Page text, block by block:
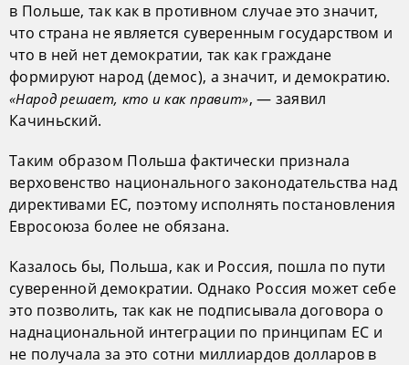
в Польше, так как в противном случае это значит,
что страна не является суверенным государством и
что в ней нет демократии, так как граждане
формируют народ (демос), а значит, и демократию.
«Народ решает, кто и как правит», — заявил
Качиньский.
Таким образом Польша фактически признала
верховенство национального законодательства над
директивами ЕС, поэтому исполнять постановления
Евросоюза более не обязана.
Казалось бы, Польша, как и Россия, пошла по пути
суверенной демократии. Однако Россия может себе
это позволить, так как не подписывала договора о
наднациональной интеграции по принципам ЕС и
не получала за это сотни миллиардов долларов в